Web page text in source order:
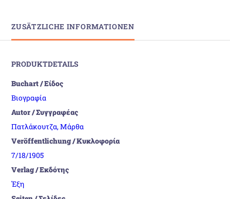
ZUSÄTZLICHE INFORMATIONEN
PRODUKTDETAILS
Buchart / Είδος
Βιογραφία
Autor / Συγγραφέας
Πατλάκουτζα, Μάρθα
Veröffentlichung / Κυκλοφορία
7/18/1905
Verlag / Εκδότης
Έξη